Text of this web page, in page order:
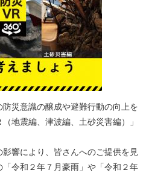
災意識の醸成や避難行動の向上を
地震編、津波編、土砂災害編）」
響により、皆さんへのご提供を見
令和２年７月豪雨」や「令和２年